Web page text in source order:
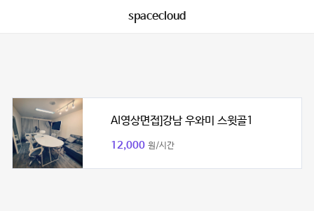
spacecloud
AI영상면접]강남 우와미 스윗골1
12,000 원/시간